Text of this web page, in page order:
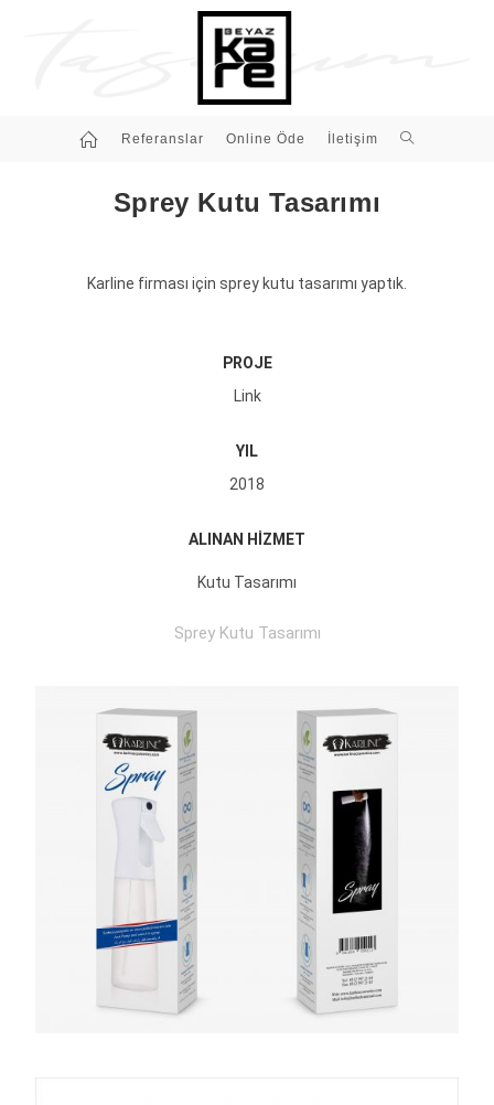
Referanslar Online Öde İletişim
Sprey Kutu Tasarımı
Karline firması için sprey kutu tasarımı yaptık.
PROJE
Link
YIL
2018
ALINAN HİZMET
Kutu Tasarımı
Sprey Kutu Tasarımı